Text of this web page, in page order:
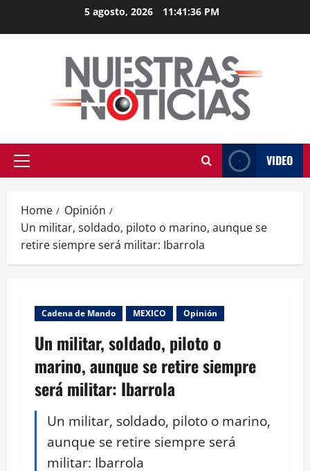
5 agosto, 2026 11:41:37 PM
Primary
VIDEO
Home
Opinión
Un militar, soldado, piloto o marino, aunque se
retire siempre será militar: Ibarrola
Cadena de Mando MEXICO Opinión
Un militar, soldado, piloto o
marino, aunque se retire siempre
será militar: Ibarrola
Un militar, soldado, piloto o marino,
aunque se retire siempre será
militar: Ibarrola